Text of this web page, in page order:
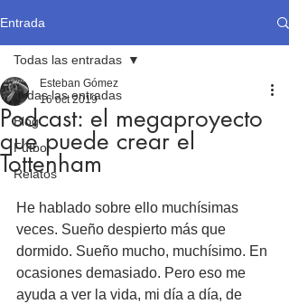
Entrada
Todas las entradas
Blog
Fútbol
Relatos
Todas las entradas
Podcast: el megaproyecto
que puede crear el
Tottenham
Esteban Gómez
16 oct 2019
He hablado sobre ello muchísimas
veces. Sueño despierto más que
dormido. Sueño mucho, muchísimo. En
ocasiones demasiado. Pero eso me
ayuda a ver la vida, mi día a día, de